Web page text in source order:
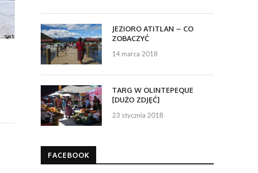
JEZIORO ATITLAN – CO
ZOBACZYĆ
14 marca 2018
TARG W OLINTEPEQUE
[DUŻO ZDJĘĆ]
23 stycznia 2018
FACEBOOK